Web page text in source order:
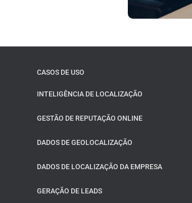
CASOS DE USO
INTELIGÊNCIA DE LOCALIZAÇÃO
GESTÃO DE REPUTAÇÃO ONLINE
DADOS DE GEOLOCALIZAÇÃO
DADOS DE LOCALIZAÇÃO DA EMPRESA
GERAÇÃO DE LEADS